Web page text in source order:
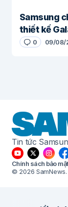
Samsung
thiết kế
0 09/08/
Tin tức
Chính sách bảo mật
© 2026 SamNews.